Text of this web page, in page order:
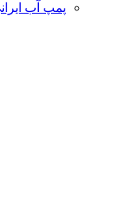
پمپ آب